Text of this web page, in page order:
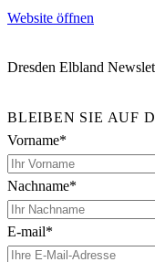
Website öffnen
Dresden Elbland
BLEIBEN SIE AUF
Vorname*
Nachname*
E-mail*